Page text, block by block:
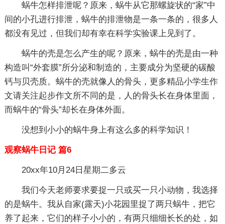
蜗牛怎样排泄呢？原来，蜗牛从它那螺旋状的“家”中
间的小孔进行排泄，蜗牛的排泄物是一条一条的，很多人
都没有见过，但我们却有幸在科学实验课上见到了。
蜗牛的壳是怎么产生的呢？原来，蜗牛的壳是由一种
构造叫“外套膜”所分泌和制造的，主要成分为坚硬的碳酸
钙与贝壳质。蜗牛的壳就像人的骨头，更多精品小学生作
文请关注起步作文所不同的是，人的骨头长在身体里面，
而蜗牛的“骨头”却长在身体外面。
没想到小小的蜗牛身上有这么多的科学知识！
观察蜗牛日记 篇6
20xx年10月24日星期二多云
我们今天老师要求要捉一只或买一只小动物，我选择
的是蜗牛。我从自家(露天)小花园里捉了两只蜗牛，把它
养了起来，它们的样子小小的，有两只细细长长的处，如